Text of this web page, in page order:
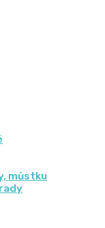
můstku